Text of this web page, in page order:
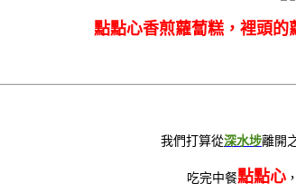
點點心香煎蘿蔔糕，裡頭
我們打算從深水埗離開
吃完中餐點點心